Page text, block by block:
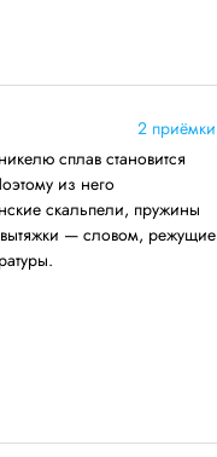
2 приёмки
сплав становится
из него
скальпели, пружины
— словом, режущие